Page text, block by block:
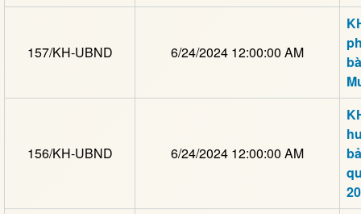
157/KH-UBND 6/24/2024 12:00:00 AM
156/KH-UBND 6/24/2024 12:00:00 AM